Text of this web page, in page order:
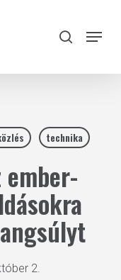
search
Menu
technika
2.
Close